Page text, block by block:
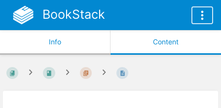
BookStack
Info Content